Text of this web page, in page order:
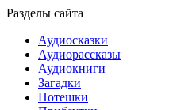
Разделы сайта
Аудиосказки
Аудиорассказы
Аудиокниги
Загадки
Потешки